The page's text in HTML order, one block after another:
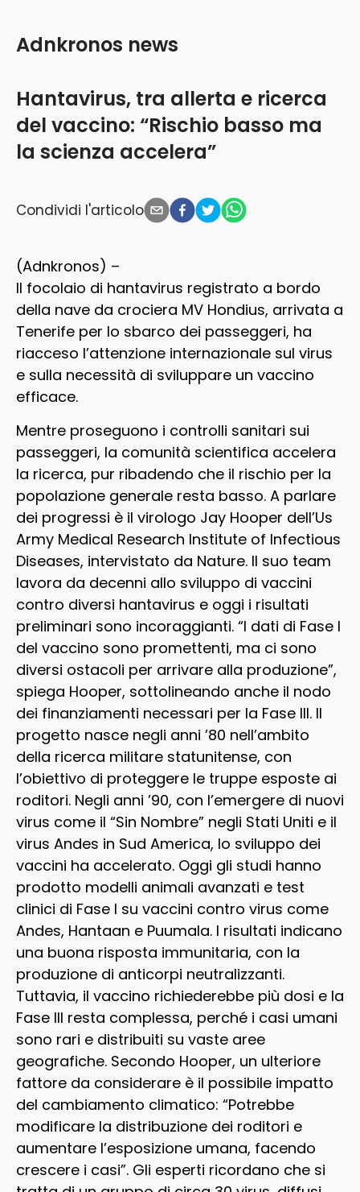
Hantavirus, tra allerta e ricerca
del vaccino: “Rischio basso ma
la scienza accelera”
Adnkronos news
Condividi l'articolo
(Adnkronos) –
Il focolaio di hantavirus registrato a bordo
della nave da crociera MV Hondius, arrivata a
Tenerife per lo sbarco dei passeggeri, ha
riacceso l’attenzione internazionale sul virus
e sulla necessità di sviluppare un vaccino
efficace.
Mentre proseguono i controlli sanitari sui
passeggeri, la comunità scientifica accelera
la ricerca, pur ribadendo che il rischio per la
popolazione generale resta basso. A parlare
dei progressi è il virologo Jay Hooper dell’Us
Army Medical Research Institute of Infectious
Diseases, intervistato da Nature. Il suo team
lavora da decenni allo sviluppo di vaccini
contro diversi hantavirus e oggi i risultati
preliminari sono incoraggianti. “I dati di Fase I
del vaccino sono promettenti, ma ci sono
diversi ostacoli per arrivare alla produzione”,
spiega Hooper, sottolineando anche il nodo
dei finanziamenti necessari per la Fase III. Il
progetto nasce negli anni ’80 nell’ambito
della ricerca militare statunitense, con
l’obiettivo di proteggere le truppe esposte ai
roditori. Negli anni ’90, con l’emergere di nuovi
virus come il “Sin Nombre” negli Stati Uniti e il
virus Andes in Sud America, lo sviluppo dei
vaccini ha accelerato. Oggi gli studi hanno
prodotto modelli animali avanzati e test
clinici di Fase I su vaccini contro virus come
Andes, Hantaan e Puumala. I risultati indicano
una buona risposta immunitaria, con la
produzione di anticorpi neutralizzanti.
Tuttavia, il vaccino richiederebbe più dosi e la
Fase III resta complessa, perché i casi umani
sono rari e distribuiti su vaste aree
geografiche. Secondo Hooper, un ulteriore
fattore da considerare è il possibile impatto
del cambiamento climatico: “Potrebbe
modificare la distribuzione dei roditori e
aumentare l’esposizione umana, facendo
crescere i casi”. Gli esperti ricordano che si